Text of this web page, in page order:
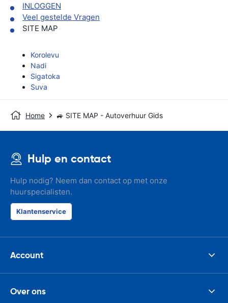
INLOGGEN
Veel gestelde Vragen
SITE MAP
Korolevu
Nadi
Sigatoka
Suva
Home 🚙 SITE MAP - Autoverhuur Gids
Hulp en contact
Hulp nodig? Neem dan contact op met onze
huurspecialisten.
Klantenservice
Account
Over ons